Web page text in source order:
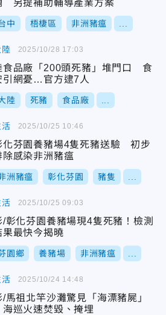
另提補助輔導產業方案
中 梧棲區 非洲豬瘟
陸
食品廠「200頭死豬」堆門口 食
引網憂…官方逮7人
陸 死豬 食品廠
2025/10/28 17:03
活
化芬園養豬場4隻死豬送驗 初步
除感染非洲豬瘟
洲豬瘟 彰化芬園 豬隻
2025/10/25 10:46
活
/彰化芬園養豬場現4隻死豬！檢測
果最快今揭曉
園鄉 養豬場 非洲豬瘟
2025/10/25 09:03
活
/馬祖北竿沙灘驚見「海漂豬屍」
巡火速焚毀、掩埋
2025/10/24 14:48